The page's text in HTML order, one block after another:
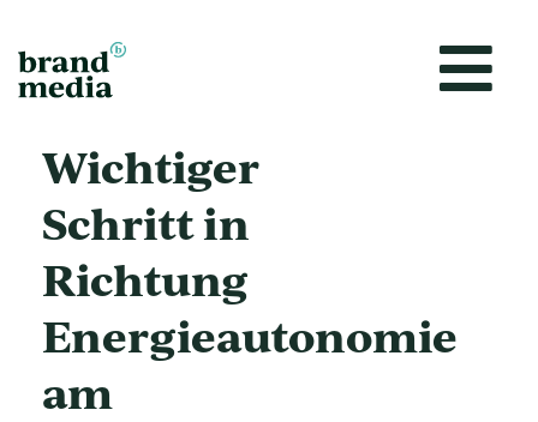
Inhalt
springen
Wichtiger
Schritt in
Richtung
Energieautonomie
am